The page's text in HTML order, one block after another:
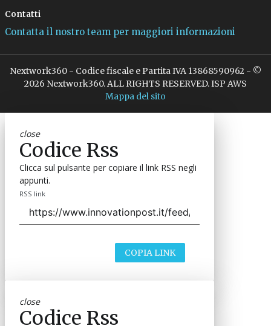
Contatti
Contatta il nostro team per maggiori informazioni
Nextwork360 - Codice fiscale e Partita IVA 13868590962 - ©
2026 Nextwork360. ALL RIGHTS RESERVED. ISP AWS
Mappa del sito
close
Codice Rss
Clicca sul pulsante per copiare il link RSS negli
appunti.
RSS link
COPIA LINK
close
Codice Rss